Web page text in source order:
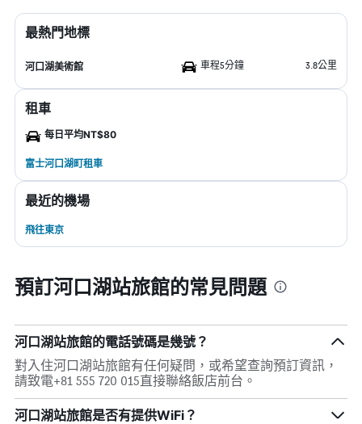
最熱門地標
河口湖美術館 車程5分鐘 3.8公里
租車
每日平均NT$80
富士河口湖町租車
最近的機場
飛往東京
預訂河口湖站旅館的常見問題
河口湖站旅館的電話號碼是幾號？
對入住河口湖站旅館有任何疑問，或希望查詢預訂資訊，
請致電+81 555 720 015直接聯絡飯店前台。
河口湖站旅館是否有提供WiFi？